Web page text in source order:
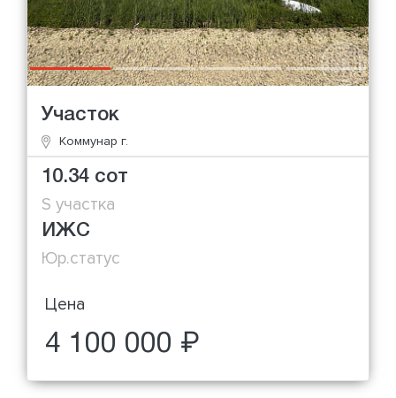
Участок
Коммунар г.
10.34 сот
S участка
ИЖС
Юр.статус
Цена
4 100 000 ₽